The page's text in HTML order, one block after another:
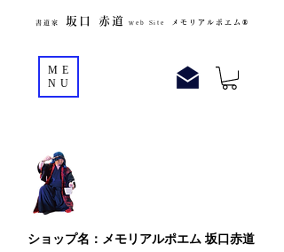
書道家 坂口 赤 道 Web Site メモリアルポエム®️
ME
NU
ショップ名：メモリアルポエム 坂口赤道